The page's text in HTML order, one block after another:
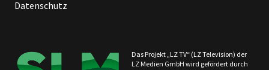
Datenschutz
Das Projekt „LZ TV“ (LZ Television) der
LZ Medien GmbH wird gefördert durch